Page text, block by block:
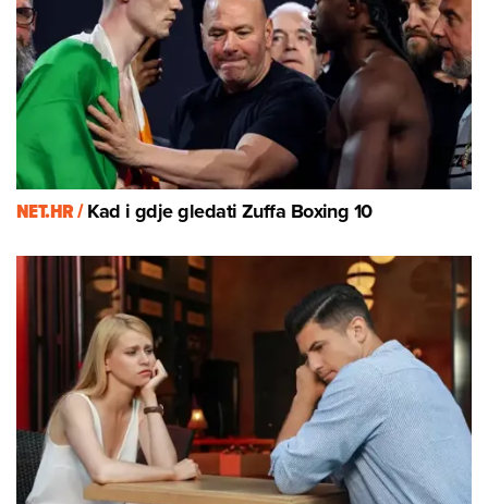
NET.HR /Kad i gdje gledati Zuffa Boxing 10